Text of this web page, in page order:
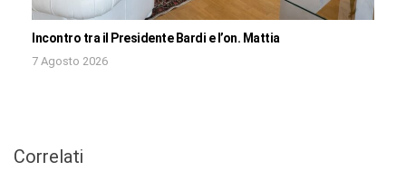
Incontro tra il Presidente Bardi e l’on. Mattia
7 Agosto 2026
Correlati